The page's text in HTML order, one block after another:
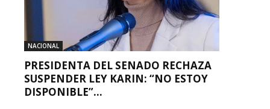
NACIONAL
PRESIDENTA DEL SENADO RECHAZA
SUSPENDER LEY KARIN: “NO ESTOY
DISPONIBLE”...